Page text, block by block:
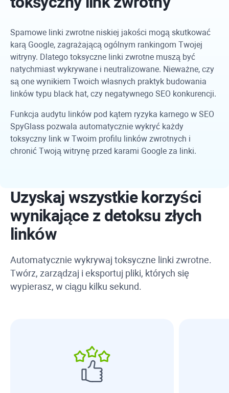
Spamowe linki zwrotne niskiej jakości mogą skutkować
karą Google, zagrażającą ogólnym rankingom Twojej
witryny. Dlatego toksyczne linki zwrotne muszą być
natychmiast wykrywane i neutralizowane. Nieważne, czy
są one wynikiem Twoich własnych praktyk budowania
linków typu black hat, czy negatywnego SEO konkurencji.
Funkcja audytu linków pod kątem ryzyka karnego w SEO
SpyGlass pozwala automatycznie wykryć każdy
toksyczny link w Twoim profilu linków zwrotnych i
chronić Twoją witrynę przed karami Google za linki.
Uzyskaj wszystkie korzyści
wynikające z detoksu złych
linków
Automatycznie wykrywaj toksyczne linki zwrotne.
Twórz, zarządzaj i eksportuj pliki, których się
wypierasz, w ciągu kilku sekund.